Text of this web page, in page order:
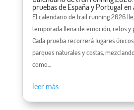
pruebas de España y Portugal
El calendario de trail running 2026
temporada llena de emoción, retos y
Cada prueba recorrerá lugares
parques naturales y costas,
como...
leer más